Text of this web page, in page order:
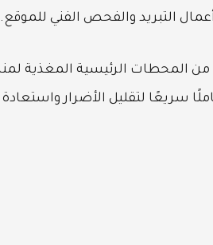
أعمال التبريد والفحص الفني للموقع.
الإشارة إلى أن محطة محولات 66 تعد من المحطات
سريعًا لتقليل الأضرار